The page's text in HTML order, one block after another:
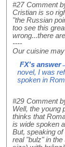
#27 Comment
Cristian is so
"the Russian
too see this
wrong...there
----
Our cuisine
FX's answer
novel, I was
spoken in
#29 Comment
Well, the young
thinks that
is wide spoken
But, speaking
real "bulz" in